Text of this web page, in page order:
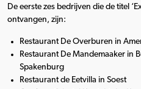
De eerste zes bedrijven die de titel
ontvangen, zijn:
Restaurant De Overburen in
Restaurant De Mandemaaker in
Spakenburg
Restaurant de Eetvilla in Soest